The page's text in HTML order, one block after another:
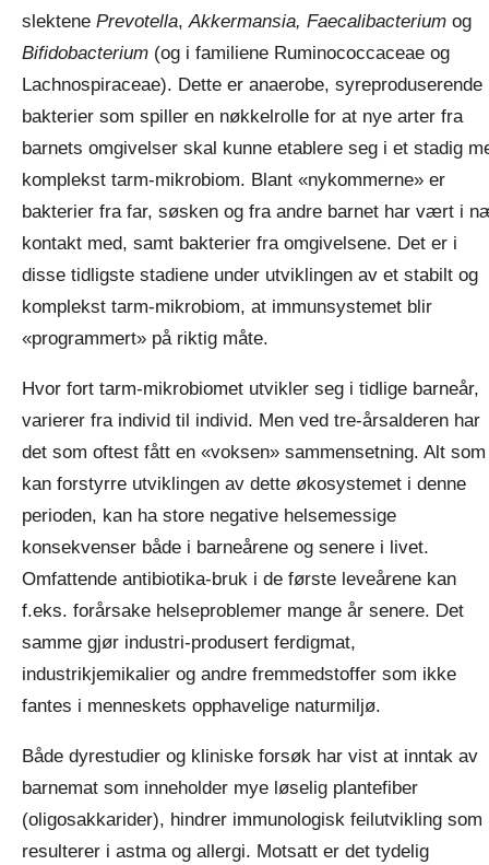
slektene Prevotella,Akkermansia, Faecalibacterium og
Bifidobacterium (og i familiene Ruminococcaceae og
Lachnospiraceae). Dette er anaerobe, syreproduserende
bakterier som spiller en nøkkelrolle for at nye arter fra
barnets omgivelser skal kunne etablere seg i et stadig
komplekst tarm-mikrobiom. Blant «nykommerne» er
bakterier fra far, søsken og fra andre barnet har vært i
kontakt med, samt bakterier fra omgivelsene. Det er i
disse tidligste stadiene under utviklingen av et stabilt og
komplekst tarm-mikrobiom, at immunsystemet blir
«programmert» på riktig måte.
Hvor fort tarm-mikrobiomet utvikler seg i tidlige barneår,
varierer fra individ til individ. Men ved tre-årsalderen har
det som oftest fått en «voksen» sammensetning. Alt som
kan forstyrre utviklingen av dette økosystemet i denne
perioden, kan ha store negative helsemessige
konsekvenser både i barneårene og senere i livet.
Omfattende antibiotika-bruk i de første leveårene kan
f.eks. forårsake helseproblemer mange år senere. Det
samme gjør industri-produsert ferdigmat,
industrikjemikalier og andre fremmedstoffer som ikke
fantes i menneskets opphavelige naturmiljø.
Både dyrestudier og kliniske forsøk har vist at inntak av
barnemat som inneholder mye løselig plantefiber
(oligosakkarider), hindrer immunologisk feilutvikling som
resulterer i astma og allergi. Motsatt er det tydelig